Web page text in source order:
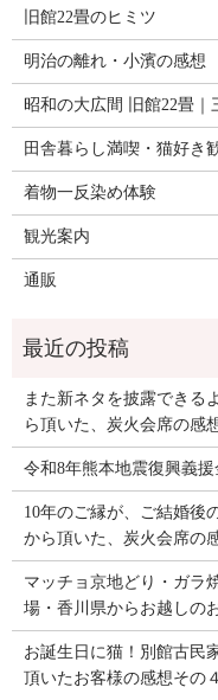
旧館22畳のヒミツ
明治の離れ・小濱の感想
昭和の大広間 旧館22畳｜
田舎暮らし満喫・猫好き
着物一反染め体験
観光案内
通販
また新ネタを披露できる
ら頂いた、炭火会席の感
令和8年熊本地震復興義
10年のご縁が、ご結婚後
から頂いた、炭火会席の
マッチョ京地どり・ガラ
場・香川県からお越しの
お誕生日に猫！別館古民
頂いたお客様の感想その４